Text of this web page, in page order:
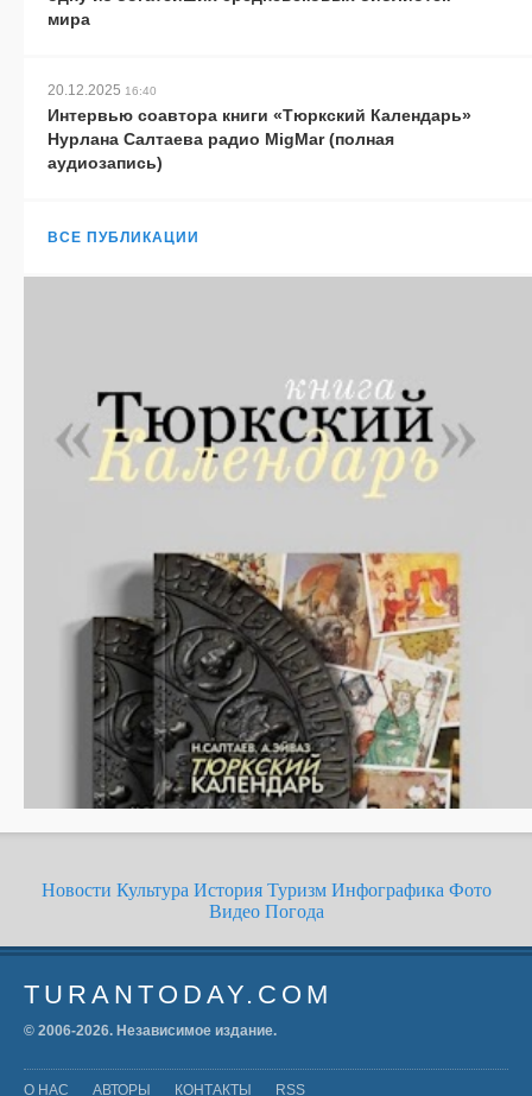
мира
20.12.2025 16:40
Интервью соавтора книги «Тюркский Календарь»
Нурлана Салтаева радио MigMar (полная
аудиозапись)
ВСЕ ПУБЛИКАЦИИ
Новости Культура История Туризм Инфографика Фото
Видео Погода
TURANTODAY.COM
© 2006-2026. Независимое издание.
О НАС АВТОРЫ КОНТАКТЫ RSS